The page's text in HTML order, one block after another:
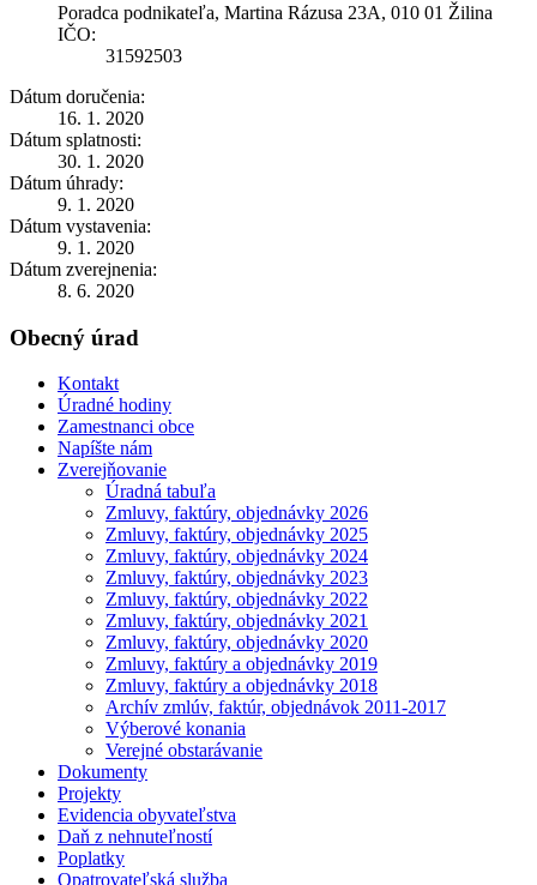
Poradca podnikateľa, Martina Rázusa 23A, 010 01 Žilina
IČO:
31592503
Dátum doručenia:
16. 1. 2020
Dátum splatnosti:
30. 1. 2020
Dátum úhrady:
9. 1. 2020
Dátum vystavenia:
9. 1. 2020
Dátum zverejnenia:
8. 6. 2020
Obecný úrad
Kontakt
Úradné hodiny
Zamestnanci obce
Napíšte nám
Zverejňovanie
Úradná tabuľa
Zmluvy, faktúry, objednávky 2026
Zmluvy, faktúry, objednávky 2025
Zmluvy, faktúry, objednávky 2024
Zmluvy, faktúry, objednávky 2023
Zmluvy, faktúry, objednávky 2022
Zmluvy, faktúry, objednávky 2021
Zmluvy, faktúry, objednávky 2020
Zmluvy, faktúry a objednávky 2019
Zmluvy, faktúry a objednávky 2018
Archív zmlúv, faktúr, objednávok 2011-2017
Výberové konania
Verejné obstarávanie
Dokumenty
Projekty
Evidencia obyvateľstva
Daň z nehnuteľností
Poplatky
Opatrovateľská služba